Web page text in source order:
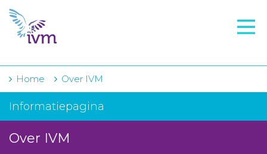
VMI
FTO voorbereiding
IVM-academie
Zorginstellingen
Home Over IVM
Informatiepagina
Over IVM